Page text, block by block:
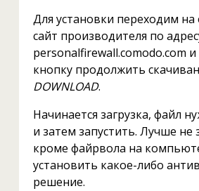
Для установки переходим
сайт производителя по
personalfirewall.comodo.com
кнопку продолжить
DOWNLOAD.
Начинается загрузка, файл
и затем запустить. Лучше не
кроме файрвола на
установить какое-либо
решение.